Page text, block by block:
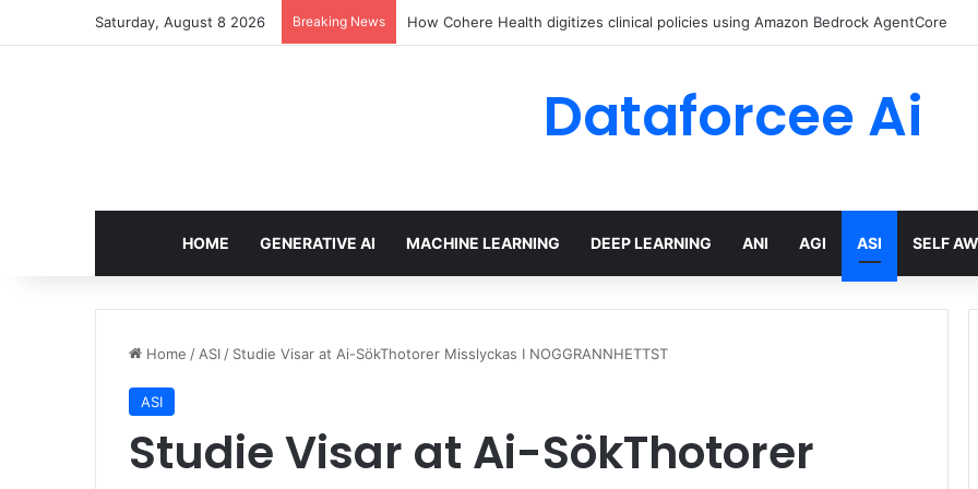
Saturday, August 8 2026 Breaking News How Cohere Health digitizes clinical policies using Amazon Bedrock AgentCore
Dataforcee Ai
HOME GENERATIVE AI MACHINE LEARNING DEEP LEARNING ANI AGI ASI SELF
Home / ASI / Studie Visar at Ai-SökThotorer Misslyckas I NOGGRANNHETTST
ASI
Studie Visar at Ai-SökThotorer